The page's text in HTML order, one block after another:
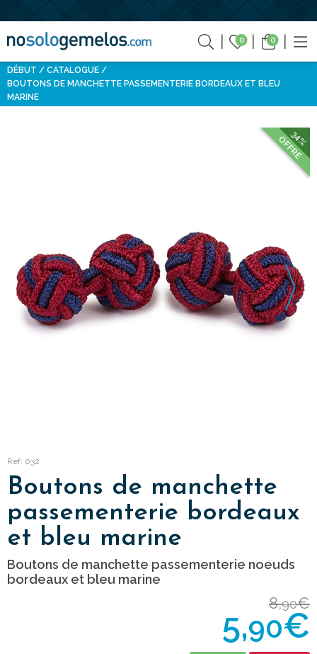
0 0
DÉBUT
CATALOGUE
BOUTONS DE MANCHETTE PASSEMENTERIE BORDEAUX ET BLEU
MARINE
34%
OFFRE
Ref: 032
Boutons de manchette
passementerie bordeaux
et bleu marine
Boutons de manchette passementerie noeuds
bordeaux et bleu marine
8,90€
5,90€